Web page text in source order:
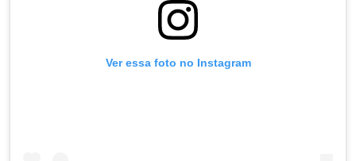
Ver essa foto no Instagram